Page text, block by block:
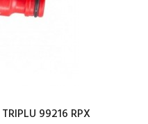
99216 RPX